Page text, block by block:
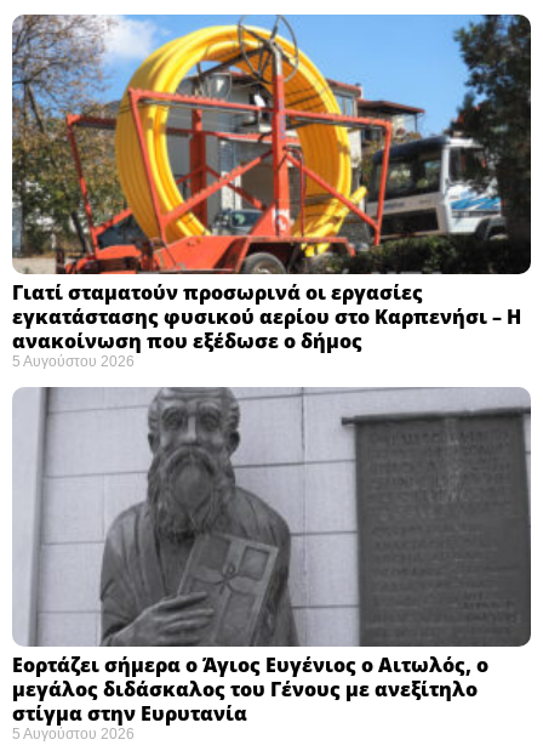
Γιατί σταματούν προσωρινά οι εργασίες
εγκατάστασης φυσικού αερίου στο Καρπενήσι – Η
ανακοίνωση που εξέδωσε ο δήμος
5 Αυγούστου 2026
Εορτάζει σήμερα ο Άγιος Ευγένιος ο Αιτωλός, ο
μεγάλος διδάσκαλος του Γένους με ανεξίτηλο
στίγμα στην Ευρυτανία
5 Αυγούστου 2026